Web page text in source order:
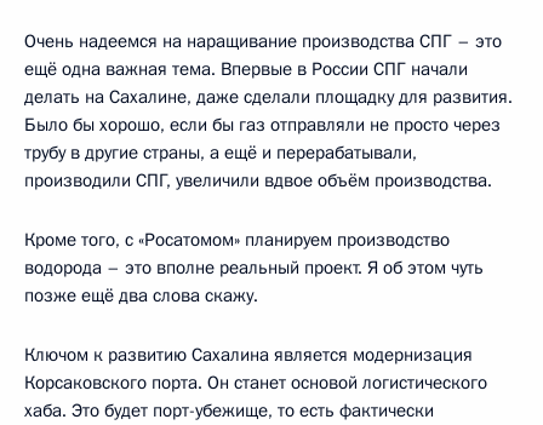
Очень надеемся на наращивание производства СПГ – это
ещё одна важная тема. Впервые в России СПГ начали
делать на Сахалине, даже сделали площадку для развития.
Было бы хорошо, если бы газ отправляли не просто через
трубу в другие страны, а ещё и перерабатывали,
производили СПГ, увеличили вдвое объём производства.
Кроме того, с «Росатомом» планируем производство
водорода – это вполне реальный проект. Я об этом чуть
позже ещё два слова скажу.
Ключом к развитию Сахалина является модернизация
Корсаковского порта. Он станет основой логистического
хаба. Это будет порт-убежище, то есть фактически